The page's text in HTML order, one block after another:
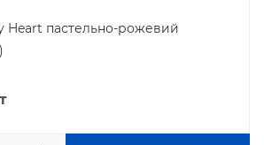
Heart пастельно-рожевий